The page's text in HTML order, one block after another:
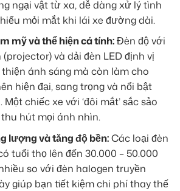
ngại vật từ xa, dễ dàng xử lý tình
mỏi mắt khi lái xe đường dài.
mỹ và thể hiện cá tính:Đèn độ với
và dải đèn LED định vị
ánh sáng mà còn làm cho
hiện đại, sang trọng và nổi bật
chiếc xe với ‘đôi mắt’ sắc sảo
hút mọi ánh nhìn.
lượng và tăng độ bền:Các loại đèn
tuổi thọ lên đến 30.000 – 50.000
so với đèn halogen truyền
giúp bạn tiết kiệm chi phí thay thế